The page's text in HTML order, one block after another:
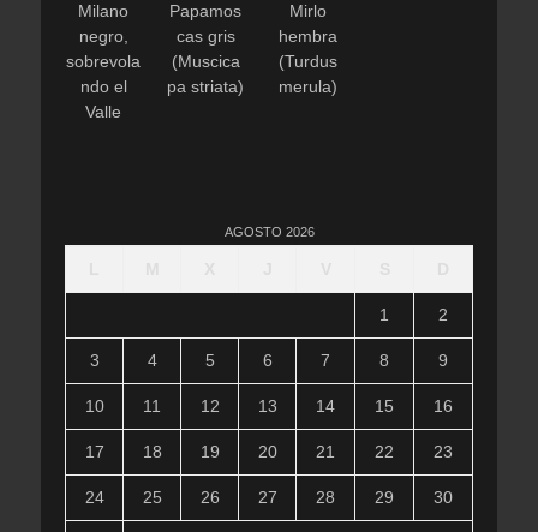
Milano
negro,
sobrevola
ndo el
Valle
Papamos
cas gris
(Muscica
pa striata)
Mirlo
hembra
(Turdus
merula)
AGOSTO 2026
1 2
3 4 5 6 7 8 9
10 11 12 13 14 15 16
17 18 19 20 21 22 23
24 25 26 27 28 29 30